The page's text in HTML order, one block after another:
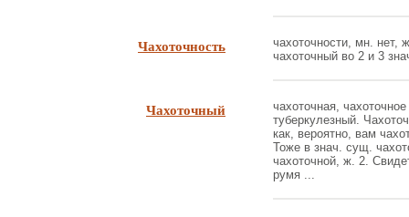
Чахоточность
чахоточности, мн. нет,
чахоточный во 2 и 3
Чахоточный
чахоточная,
туберкулезный.
как, вероятно, вам
Тоже в знач. сущ.
чахоточной, ж. 2.
румя ...